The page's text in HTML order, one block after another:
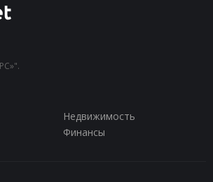
Недвижимость
Финансы